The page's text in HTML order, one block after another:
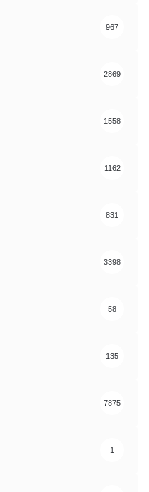
967
2869
1558
1162
831
3398
58
135
7875
1